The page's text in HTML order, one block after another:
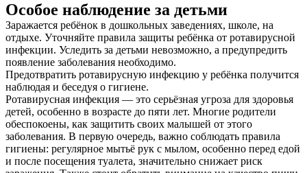
О нас
Услуги
Акции
Отзывы
Статьи
Особое наблюдение за детьми
Заражается ребёнок в дошкольных заведениях, школе, на
отдыхе. Уточняйте правила защиты ребёнка от ротавирусной
инфекции. Уследить за детьми невозможно, а предупредить
появление заболевания необходимо.
Предотвратить ротавирусную инфекцию у ребёнка получится
наблюдая и беседуя о гигиене.
Ротавирусная инфекция — это серьёзная угроза для здоровья
детей, особенно в возрасте до пяти лет. Многие родители
обеспокоены, как защитить своих малышей от этого
заболевания. В первую очередь, важно соблюдать правила
гигиены: регулярное мытьё рук с мылом, особенно перед едой
и после посещения туалета, значительно снижает риск